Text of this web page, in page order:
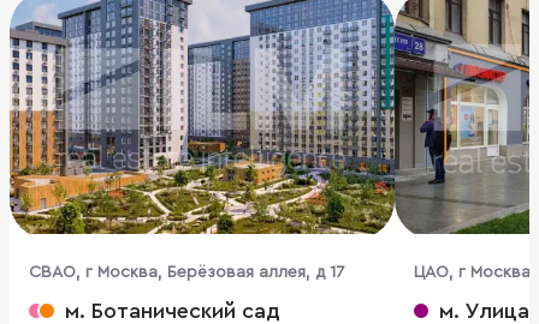
CВАО, г Москва, Берёзовая аллея, д 17
м. Ботанический сад
ЦАО, г Москва,
м. Улица